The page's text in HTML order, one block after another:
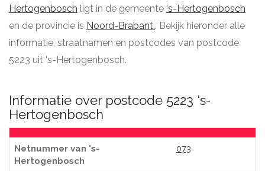
Hertogenbosch ligt in de gemeente 's-Hertogenbosch
en de provincie is Noord-Brabant.. Bekijk hieronder alle
informatie, straatnamen en postcodes van postcode
5223 uit 's-Hertogenbosch.
Informatie over postcode 5223 's-
Hertogenbosch
Netnummer van 's-
Hertogenbosch
073